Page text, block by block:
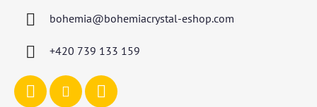
bohemia@bohemiacrystal-eshop.com
+420 739 133 159